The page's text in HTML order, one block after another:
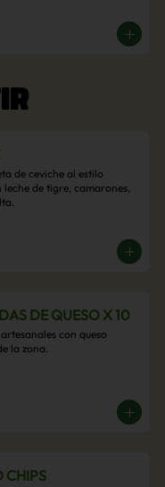
de ceviche al estilo
leche de tigre, camarones,
DE QUESO X 10
con queso
la zona.
CHIPS